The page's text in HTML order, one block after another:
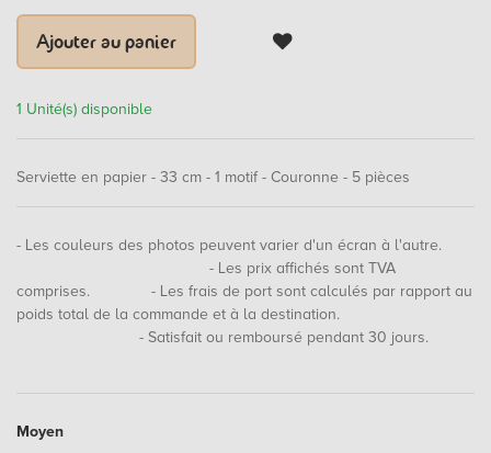
Ajouter au panier
1 Unité(s) disponible
Serviette en papier - 33 cm - 1 motif - Couronne - 5 pièces
- Les couleurs des photos peuvent varier d'un écran à l'autre.
- Les prix affichés sont TVA
comprises. - Les frais de port sont calculés par rapport au
poids total de la commande et à la destination.
- Satisfait ou remboursé pendant 30 jours.
Moyen